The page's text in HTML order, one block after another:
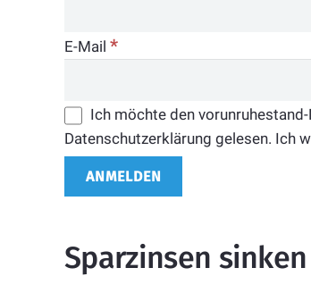
E-Mail *
Ich möchte den
Datenschutzerklärung gelesen. Ich
Sparzinsen sinken